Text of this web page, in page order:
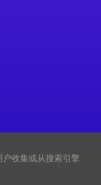
收集或从搜索引擎